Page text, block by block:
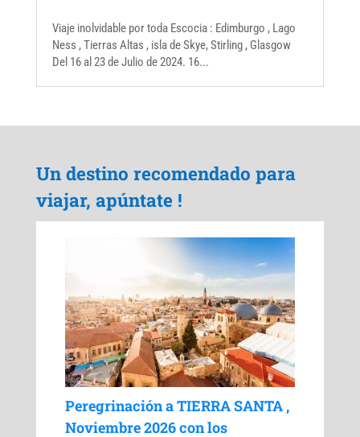
Viaje inolvidable por toda Escocia : Edimburgo , Lago
Ness , Tierras Altas , isla de Skye, Stirling , Glasgow
Del 16 al 23 de Julio de 2024. 16...
Un destino recomendado para
viajar, apúntate !
Peregrinación a TIERRA SANTA ,
Noviembre 2026 con los